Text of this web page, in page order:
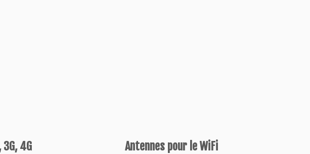
3G, 4G Antennes pour le WiFi